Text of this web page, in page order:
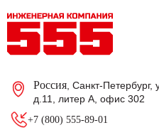
Россия , Санкт-Петербург,
д.11, литер А, офис 302
+7 (800) 555-89-01